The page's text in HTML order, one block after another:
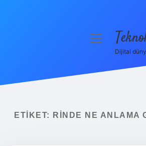
Yasal Uyarı
menüyü
Dijital
ETIKET: RINDE NE ANLAMA